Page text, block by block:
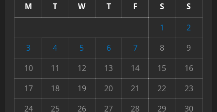
M T W T F S
S
1
2
3
4 5 6 7 8
9
10
11 12 13 14 15
16
17
18 19 20 21 22
23
24
25 26 27 28 29 30